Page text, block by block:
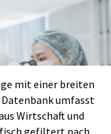
mit einer breiten
umfasst
Wirtschaft und